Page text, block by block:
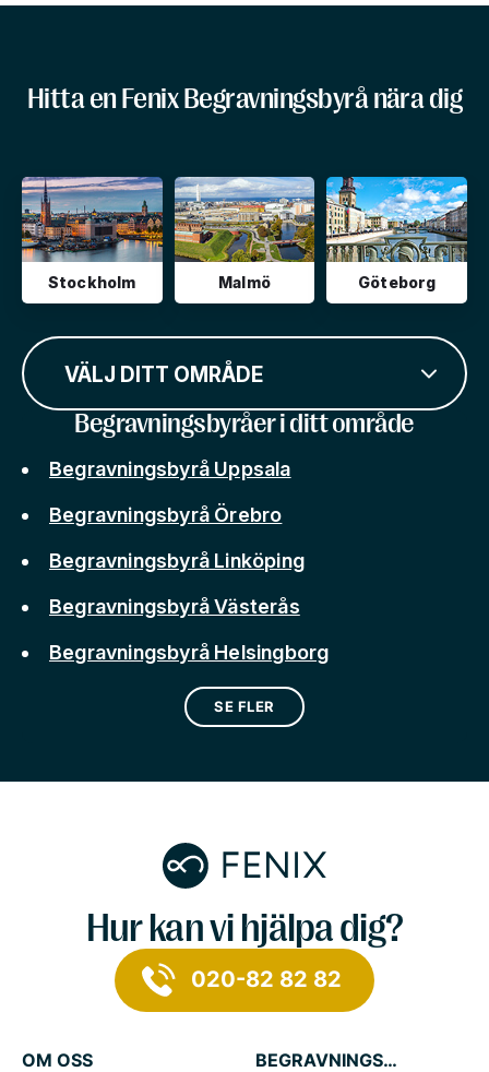
Hitta en Fenix Begravningsbyrå nära dig
Stockholm Malmö Göteborg
VÄLJ DITT OMRÅDE
Begravningsbyråer i ditt område
Begravningsbyrå Uppsala
Begravningsbyrå Örebro
Begravningsbyrå Linköping
Begravningsbyrå Västerås
Begravningsbyrå Helsingborg
SE FLER
Hur kan vi hjälpa dig?
020-82 82 82
OM OSS
BEGRAVNINGSTJÄNSTER